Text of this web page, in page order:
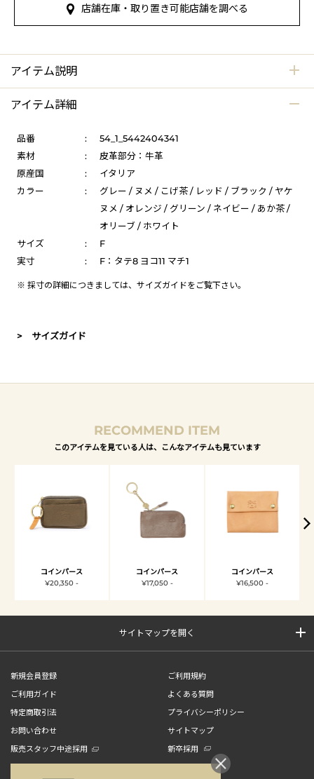
店舗在庫・取り置き可能店舗を調べる
アイテム説明
アイテム詳細
品番 :
54_1_5442404341
素材
:
皮革部分：牛革
原産国
:
イタリア
カラー
:
グレー / ヌメ / こげ茶 / レッド / ブラック / ヤケ
ヌメ / オレンジ / グリーン / ネイビー / あか茶 /
オリーブ / ホワイト
サイズ
:
F
実寸
: F：タテ8 ヨコ11 マチ1
※ 採寸の詳細につきましては、 サイズガイドをご覧下さい。
> サイズガイド
RECOMMEND ITEM
このアイテムを見ている人は、こんなアイテムも見ています
コインパース
¥20,350 -
コインパース
¥17,050 -
コインパース
¥16,500 -
サイトマップを開く
新規会員登録
ご利用規約
ご利用ガイド
よくある質問
特定商取引法
プライバシーポリシー
お問い合わせ
サイトマップ
販売スタッフ中途採用
新卒採用